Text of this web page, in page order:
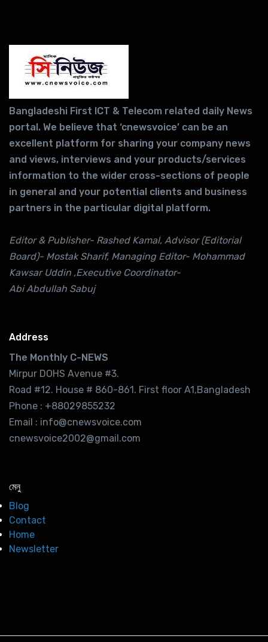
Bangladeshi First ICT & Telecom related daily News
portal. We believe that ‘cnewsvoice’ can be an
excellent platform for sharing your company news
and views, interviews and your products/services
information to the wider cross-sections of people
in general and your potential clients and business
partners in the particular digital platform.
Editor & Publisher- Rashed Kamal, Advisor (Editorial
Board)- Mostak Sharif, Managing Editor- Mohammad
Kawsar Uddin ,Executive Coordinator-
Abi Abdullah Sabuj
Address
The Monthly C-NEWS
Mirpur DOHS Avenue #3.
Road #12. House # 860-861. First floor A1,Bangladesh
Phone : +88029855232
Email : info@cnewsvoice.com
cnewsvoice2002@gmail.com
মেনু
Blog
Contact
Home
Newsletter